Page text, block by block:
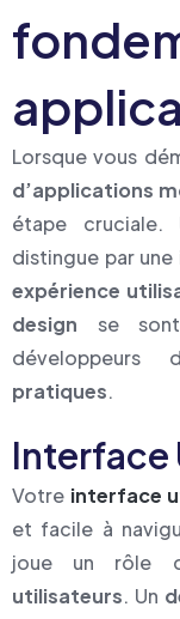
Lorsque vous
d’applications
étape cruciale.
distingue par une
expérience
design se sont
pratiques.
Interface
Votre interface
et facile à
joue un rôle
utilisateurs. Un